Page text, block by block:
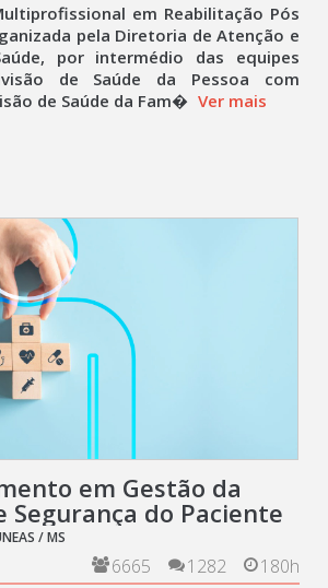
em Reabilitação Pós
pela Diretoria de Atenção e
por intermédio das equipes
de Saúde da Pessoa com
de Saúde da Fam� Ver mais
em Gestão da
Segurança do Paciente
/ MS
180h
1282
6665